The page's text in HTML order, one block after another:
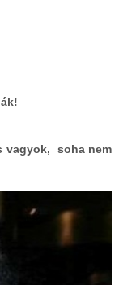
vagyok, soha nem